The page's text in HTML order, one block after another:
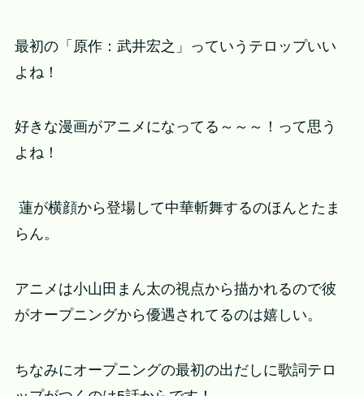
最初の「原作：武井宏之」っていうテロップいい
よね！
好きな漫画がアニメになってる～～～！って思う
よね！
蓮が横顔から登場して中華斬舞するのほんとたま
らん。
アニメは小山田まん太の視点から描かれるので彼
がオープニングから優遇されてるのは嬉しい。
ちなみにオープニングの最初の出だしに歌詞テロ